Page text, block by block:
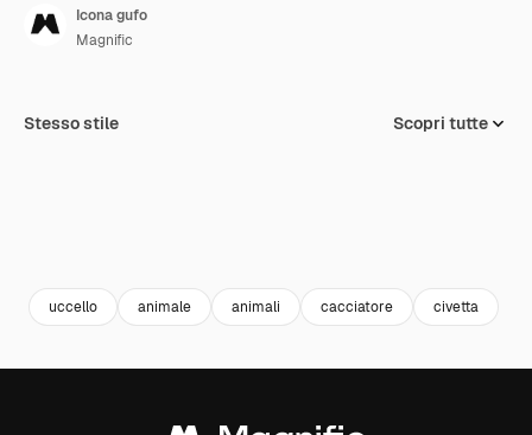
Icona gufo
Magnific
Stesso stile Scopri tutte
uccello animale animali cacciatore civetta